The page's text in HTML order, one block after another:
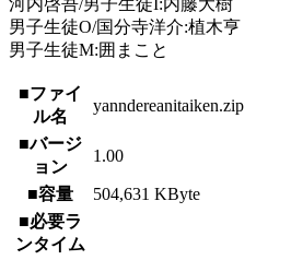
河内啓吾/男子生徒I:内藤大樹
男子生徒O/国分寺洋介:植木亨
男子生徒M:囲まこと
■ファイ
ル名
yanndereanitaiken.zip
■バージ
ョン
1.00
■容量
504,631 KByte
■必要ラ
ンタイム